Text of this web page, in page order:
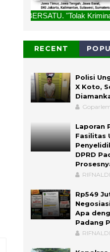
"Tolak Kriminalisasi
RECENT
Polisi
X Koto,
Laporan
Fasilitas
DPRD
RIFNALDI
Rp549
Apa
Padang
RIFNALDI